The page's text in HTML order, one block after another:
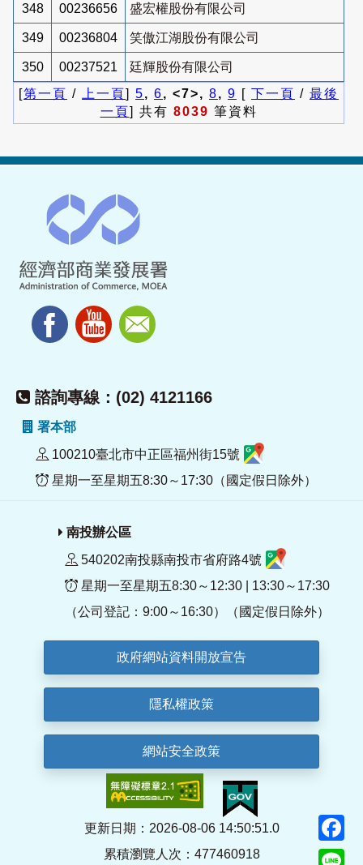
348 00236656 盛宏權股份有限公司
349 00236804 笑傲江湖股份有限公司
350 00237521
廷輝股份有限公司
[第一頁 / 上一頁] 5, 6, <7>, 8, 9 [ 下一頁 / 最後
一頁] 共有 8039 筆資料
諮詢專線：(02) 4121166
署本部
100210臺北市中正區福州街15號
星期一至星期五8:30～17:30（國定假日除外）
南投辦公區
540202南投縣南投市省府路4號
星期一至星期五8:30～12:30 | 13:30～17:30
（公司登記：9:00～16:30）（國定假日除外）
政府網站資料開放宣告
隱私權政策
網站安全政策
更新日期：2026-08-06 14:50:51.0
累積瀏覽人次：477460918